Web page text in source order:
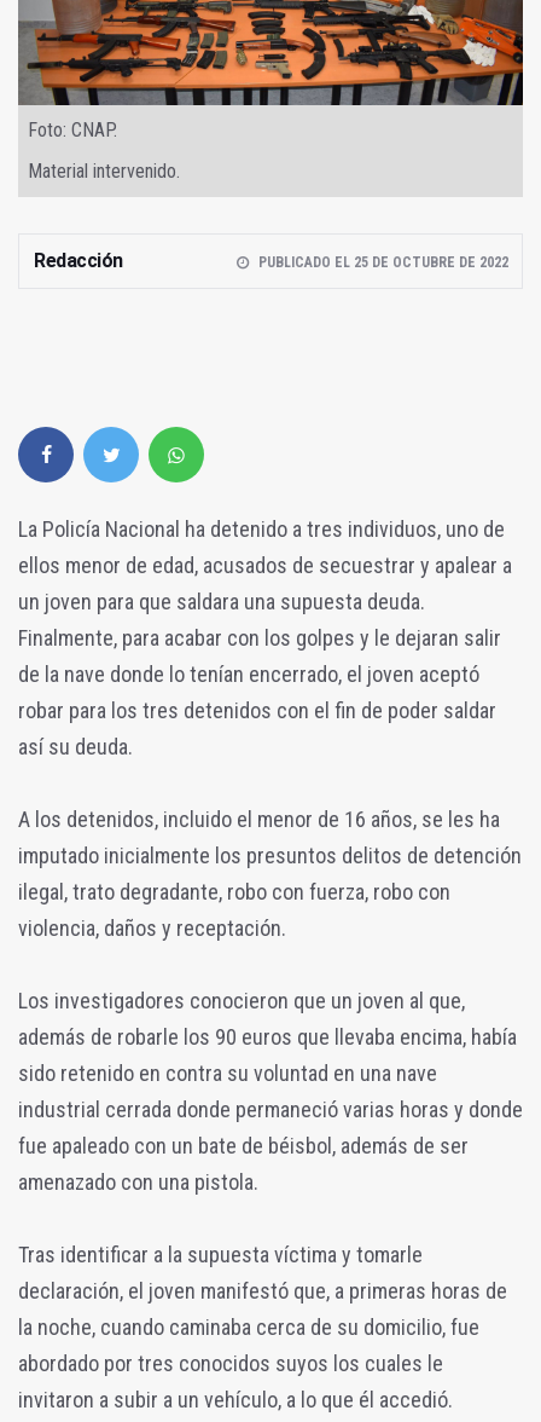
Foto: CNAP.
Material intervenido.
Redacción PUBLICADO EL 25 DE OCTUBRE DE 2022
La Policía Nacional ha detenido a tres individuos, uno de
ellos menor de edad, acusados de secuestrar y apalear a
un joven para que saldara una supuesta deuda.
Finalmente, para acabar con los golpes y le dejaran salir
de la nave donde lo tenían encerrado, el joven aceptó
robar para los tres detenidos con el fin de poder saldar
así su deuda.
A los detenidos, incluido el menor de 16 años, se les ha
imputado inicialmente los presuntos delitos de detención
ilegal, trato degradante, robo con fuerza, robo con
violencia, daños y receptación.
Los investigadores conocieron que un joven al que,
además de robarle los 90 euros que llevaba encima, había
sido retenido en contra su voluntad en una nave
industrial cerrada donde permaneció varias horas y donde
fue apaleado con un bate de béisbol, además de ser
amenazado con una pistola.
Tras identificar a la supuesta víctima y tomarle
declaración, el joven manifestó que, a primeras horas de
la noche, cuando caminaba cerca de su domicilio, fue
abordado por tres conocidos suyos los cuales le
invitaron a subir a un vehículo, a lo que él accedió.